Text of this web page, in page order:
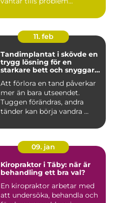
11. feb
Tandimplantat i skövde en
trygg lösning för en
starkare bett och snyggare
Att förlora en tand påverkar
mer än bara utseendet.
Tuggen förändras, andra
tänder kan börja vandra ...
09. jan
Kiropraktor i Täby: när är
behandling ett bra val?
En kiropraktor arbetar med
att undersöka, behandla och